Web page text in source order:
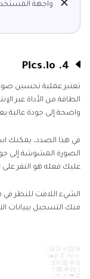
واجهة
تعتبر عملية تحسين
الطاقة من الأداة عبر
واضحة إلى جودة عالية
في هذا الصدد، يمكنك
الصورة المشوشة إلى
عليك فعله هو النقر على
الشيء اللافت للنظر في
منك التسجيل ببيانات